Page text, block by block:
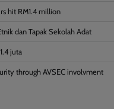
hit RM1.4 million
dan Tapak Sekolah Adat
juta
through AVSEC involvment